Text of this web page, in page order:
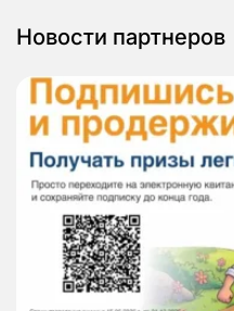
Новости партнеров